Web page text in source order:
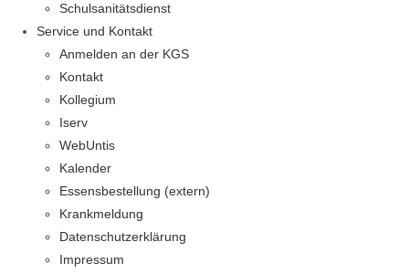
Schulsanitätsdienst
Service und Kontakt
Anmelden an der KGS
Kontakt
Kollegium
Iserv
WebUntis
Kalender
Essensbestellung (extern)
Krankmeldung
Datenschutzerklärung
Impressum